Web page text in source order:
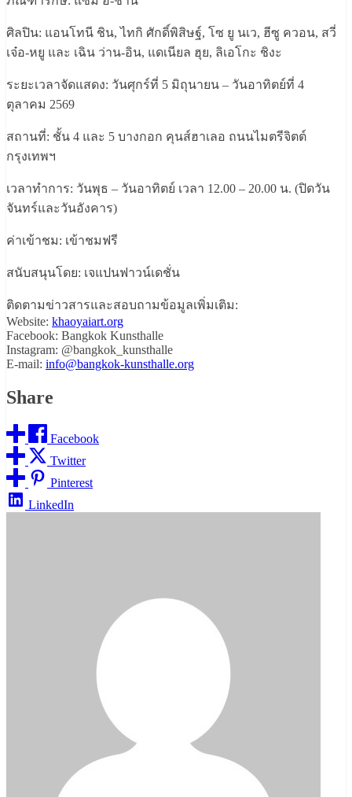
ศิลปิน: แอนโทนี ชิน, ไทกิ ศักดิ์พิสิษฐ์, โซ ยู นเว, ฮีซู ควอน, สวี่
เจ๋อ-หยู และ เฉิน ว่าน-อิน, แดเนียล ฮุย, ลิเอโกะ ชิงะ
ระยะเวลาจัดแสดง: วันศุกร์ที่ 5 มิถุนายน – วันอาทิตย์ที่ 4
ตุลาคม 2569
สถานที่: ชั้น 4 และ 5 บางกอก คุนส์ฮาเลอ ถนนไมตรีจิตต์
กรุงเทพฯ
เวลาทำการ: วันพุธ – วันอาทิตย์ เวลา 12.00 – 20.00 น. (ปิดวัน
จันทร์และวันอังคาร)
ค่าเข้าชม: เข้าชมฟรี
สนับสนุนโดย: เจแปนฟาวน์เดชั่น
ติดตามข่าวสารและสอบถามข้อมูลเพิ่มเติม:
Website: khaoyaiart.org
Facebook: Bangkok Kunsthalle
Instagram: @bangkok_kunsthalle
E-mail: info@bangkok-kunsthalle.org
Share
Facebook
Twitter
Pinterest
LinkedIn